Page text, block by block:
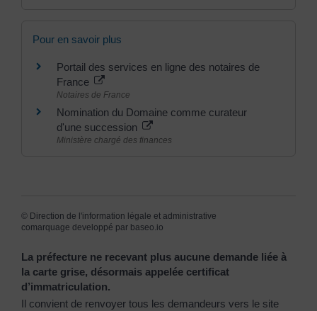
Pour en savoir plus
Portail des services en ligne des notaires de
France
Notaires de France
Nomination du Domaine comme curateur
d'une succession
Ministère chargé des finances
© Direction de l'information légale et administrative
comarquage developpé par baseo.io
La préfecture ne recevant plus aucune demande liée à
la carte grise, désormais appelée certificat
d’immatriculation.
Il convient de renvoyer tous les demandeurs vers le site